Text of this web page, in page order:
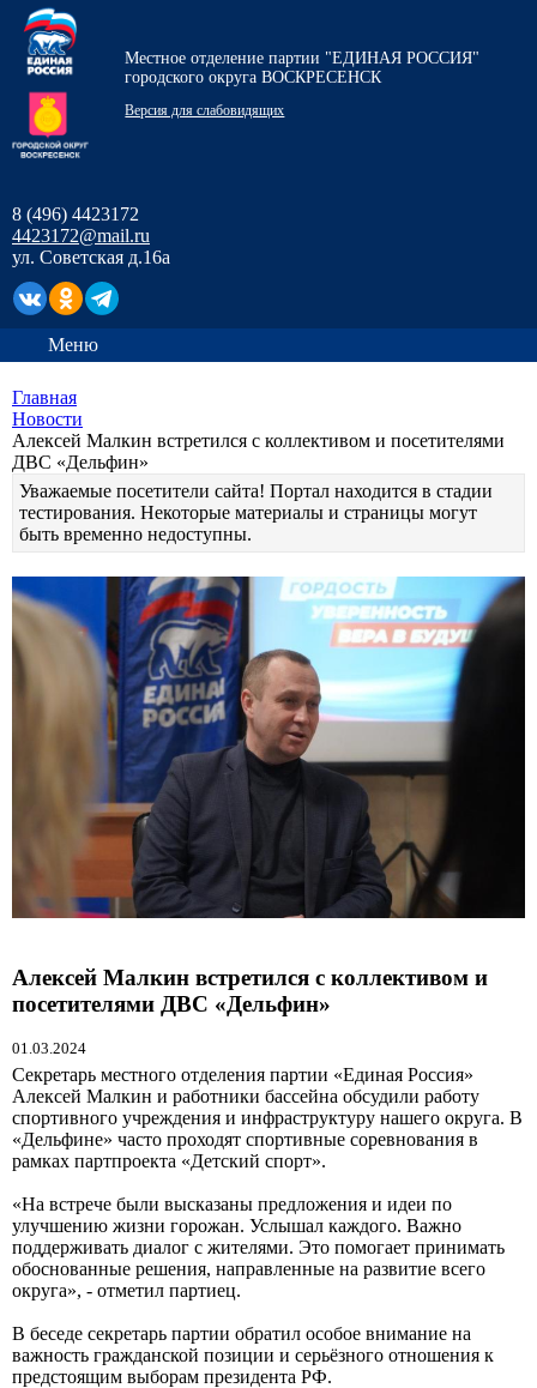
Местное отделение партии "ЕДИНАЯ РОССИЯ"
городского округа ВОСКРЕСЕНСК
Версия для слабовидящих
8 (496) 4423172
4423172@mail.ru
ул. Советская д.16а
Меню
Главная
Новости
Алексей Малкин встретился с коллективом и посетителями
ДВС «Дельфин»
Уважаемые посетители сайта! Портал находится в стадии
тестирования. Некоторые материалы и страницы могут
быть временно недоступны.
Алексей Малкин встретился с коллективом и
посетителями ДВС «Дельфин»
01.03.2024
Секретарь местного отделения партии «Единая Россия»
Алексей Малкин и работники бассейна обсудили работу
спортивного учреждения и инфраструктуру нашего округа. В
«Дельфине» часто проходят спортивные соревнования в
рамках партпроекта «Детский спорт».
«На встрече были высказаны предложения и идеи по
улучшению жизни горожан. Услышал каждого. Важно
поддерживать диалог с жителями. Это помогает принимать
обоснованные решения, направленные на развитие всего
округа», - отметил партиец.
В беседе секретарь партии обратил особое внимание на
важность гражданской позиции и серьёзного отношения к
предстоящим выборам президента РФ.